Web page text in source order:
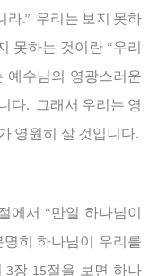
라.” 우리는 보지 못하
못하는 것이란 “우리
예수님의 영광스러운
다. 그래서 우리는 영
영원히 살 것입니다.
에서 “만일 하나님이
명히 하나님이
우리를
3장 15절을 보면 하나